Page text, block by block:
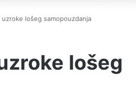
lošeg samopouzdanja
lošeg